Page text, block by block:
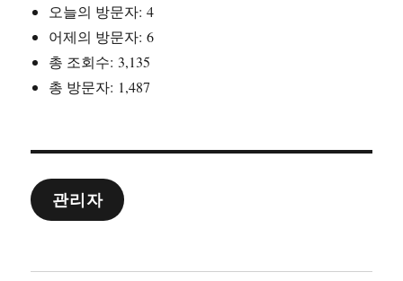
오늘의 방문자:4
어제의 방문자:6
총 조회수: 3,135
총 방문자: 1,487
관리자